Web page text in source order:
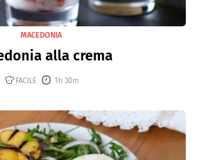
MACEDONIA
alla crema
FACILE 1h 30m